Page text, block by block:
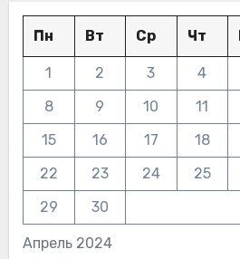
Апрель 2024
Пн Вт Ср Чт
1 2 3 4
8
9 10 11
15
16 17 18
22
23 24 25
29
30